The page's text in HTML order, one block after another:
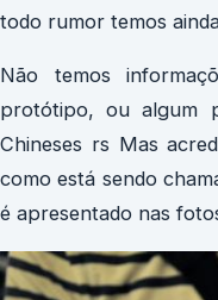
todo rumor temos
Não temos
protótipo, ou algum
Chineses rs Mas
como está sendo
é apresentado nas